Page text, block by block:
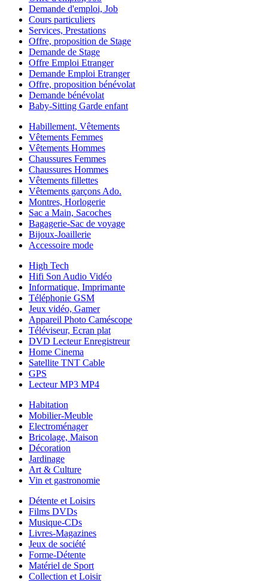
Demande d'emploi, Job
Cours particuliers
Services, Prestations
Offre, proposition de Stage
Demande de Stage
Offre Emploi Etranger
Demande Emploi Etranger
Offre, proposition bénévolat
Demande bénévolat
Baby-Sitting Garde enfant
Habillement, Vêtements
Vêtements Femmes
Vêtements Hommes
Chaussures Femmes
Chaussures Hommes
Vêtements fillettes
Vêtements garçons Ado.
Montres, Horlogerie
Sac a Main, Sacoches
Bagagerie-Sac de voyage
Bijoux-Joaillerie
Accessoire mode
High Tech
Hifi Son Audio Vidéo
Informatique, Imprimante
Téléphonie GSM
Jeux vidéo, Gamer
Appareil Photo Caméscope
Téléviseur, Ecran plat
DVD Lecteur Enregistreur
Home Cinema
Satellite TNT Cable
GPS
Lecteur MP3 MP4
Habitation
Mobilier-Meuble
Electroménager
Bricolage, Maison
Décoration
Jardinage
Art & Culture
Vin et gastronomie
Détente et Loisirs
Films DVDs
Musique-CDs
Livres-Magazines
Jeux de société
Forme-Détente
Matériel de Sport
Collection et Loisir